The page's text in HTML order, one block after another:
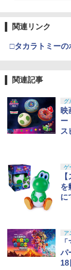
関連リンク
□タカラトミーの
関連記事
グ
映
ー
ス
ゲ
を
に
ア
パ
18